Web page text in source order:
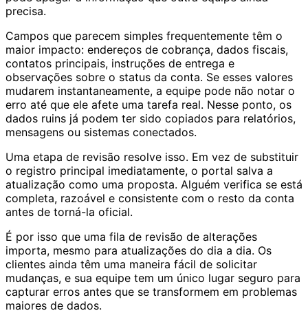
precisa.
Campos que parecem simples frequentemente têm o
maior impacto: endereços de cobrança, dados fiscais,
contatos principais, instruções de entrega e
observações sobre o status da conta. Se esses valores
mudarem instantaneamente, a equipe pode não notar o
erro até que ele afete uma tarefa real. Nesse ponto, os
dados ruins já podem ter sido copiados para relatórios,
mensagens ou sistemas conectados.
Uma etapa de revisão resolve isso. Em vez de substituir
o registro principal imediatamente, o portal salva a
atualização como uma proposta. Alguém verifica se está
completa, razoável e consistente com o resto da conta
antes de torná-la oficial.
É por isso que uma fila de revisão de alterações
importa, mesmo para atualizações do dia a dia. Os
clientes ainda têm uma maneira fácil de solicitar
mudanças, e sua equipe tem um único lugar seguro para
capturar erros antes que se transformem em problemas
maiores de dados.